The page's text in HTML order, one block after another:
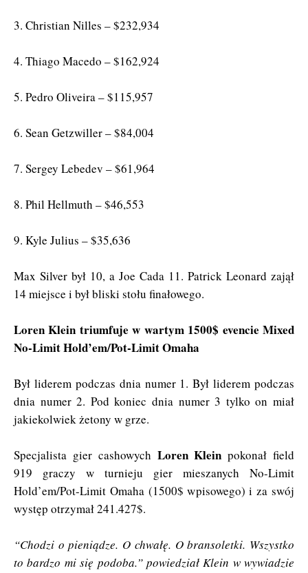
3. Christian Nilles – $232,934
4. Thiago Macedo – $162,924
5. Pedro Oliveira – $115,957
6. Sean Getzwiller – $84,004
7. Sergey Lebedev – $61,964
8. Phil Hellmuth – $46,553
9. Kyle Julius – $35,636
Max Silver był 10, a Joe Cada 11. Patrick Leonard zajął
14 miejsce i był bliski stołu finałowego.
Loren Klein triumfuje w wartym 1500$ evencie Mixed
No-Limit Hold’em/Pot-Limit Omaha
Był liderem podczas dnia numer 1. Był liderem podczas
dnia numer 2. Pod koniec dnia numer 3 tylko on miał
jakiekolwiek żetony w grze.
Specjalista gier cashowych Loren Klein pokonał field
919 graczy w turnieju gier mieszanych No-Limit
Hold’em/Pot-Limit Omaha (1500$ wpisowego) i za swój
występ otrzymał 241.427$.
“Chodzi o pieniądze. O chwałę. O bransoletki. Wszystko
to bardzo mi się podoba.” powiedział Klein w wywiadzie